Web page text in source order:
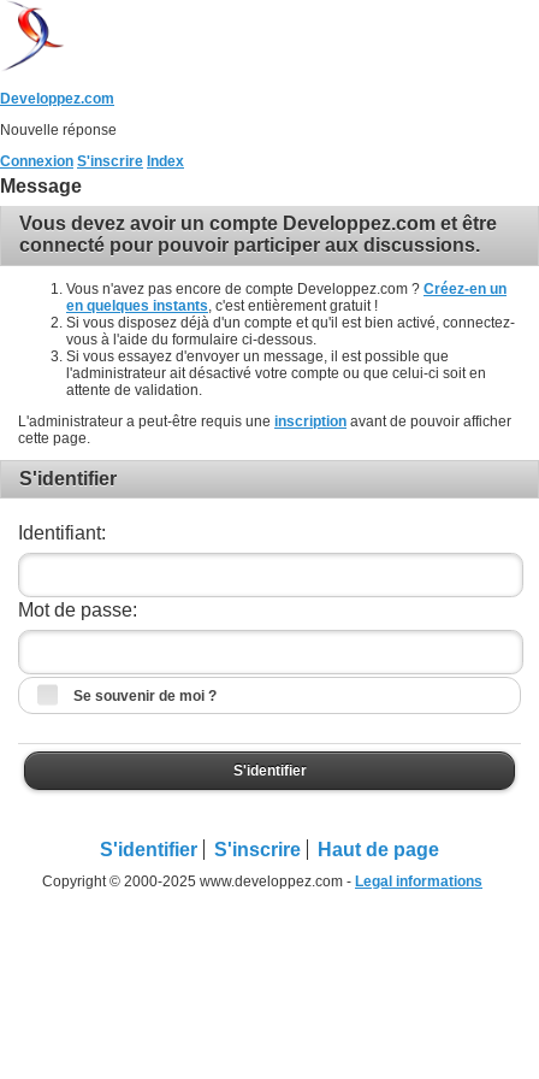
Developpez.com
Nouvelle réponse
Connexion S'inscrire Index
Message
Vous devez avoir un compte Developpez.com et être
connecté pour pouvoir participer aux discussions.
Vous n'avez pas encore de compte Developpez.com ? Créez-en un
en quelques instants , c'est entièrement gratuit !
Si vous disposez déjà d'un compte et qu'il est bien activé, connectez-
vous à l'aide du formulaire ci-dessous.
Si vous essayez d'envoyer un message, il est possible que
l'administrateur ait désactivé votre compte ou que celui-ci soit en
attente de validation.
L'administrateur a peut-être requis une inscription avant de pouvoir afficher
cette page.
S'identifier
Identifiant:
Mot de passe:
Se souvenir de moi ?
S'identifier
S'identifier S'inscrire Haut de page
Copyright © 2000-2025 www.developpez.com - Legal informations